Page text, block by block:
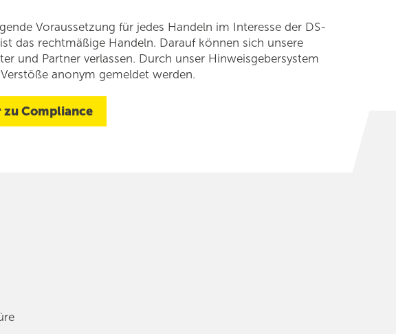
Voraussetzung für jedes Handeln im Interesse der DS-
das rechtmäßige Handeln. Darauf können sich unsere
und Partner verlassen. Durch unser Hinweisgeber­system
anonym gemeldet werden.
zu Compliance